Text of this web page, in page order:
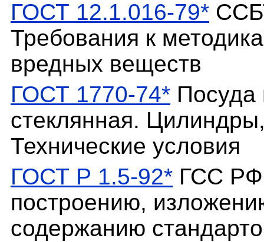
ГОСТ 12.1.016-79*
Требования к
вредных веществ
ГОСТ 1770-74* Посуда
стеклянная.
Технические условия
ГОСТ Р 1.5-92* ГСС
построению,
содержанию